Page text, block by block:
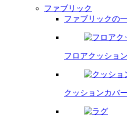
ファブリック
ファブリックの
フロアクッション
クッションカバー